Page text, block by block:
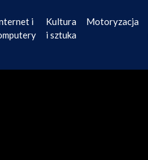
i
Kultura
i sztuka
Motoryzacja